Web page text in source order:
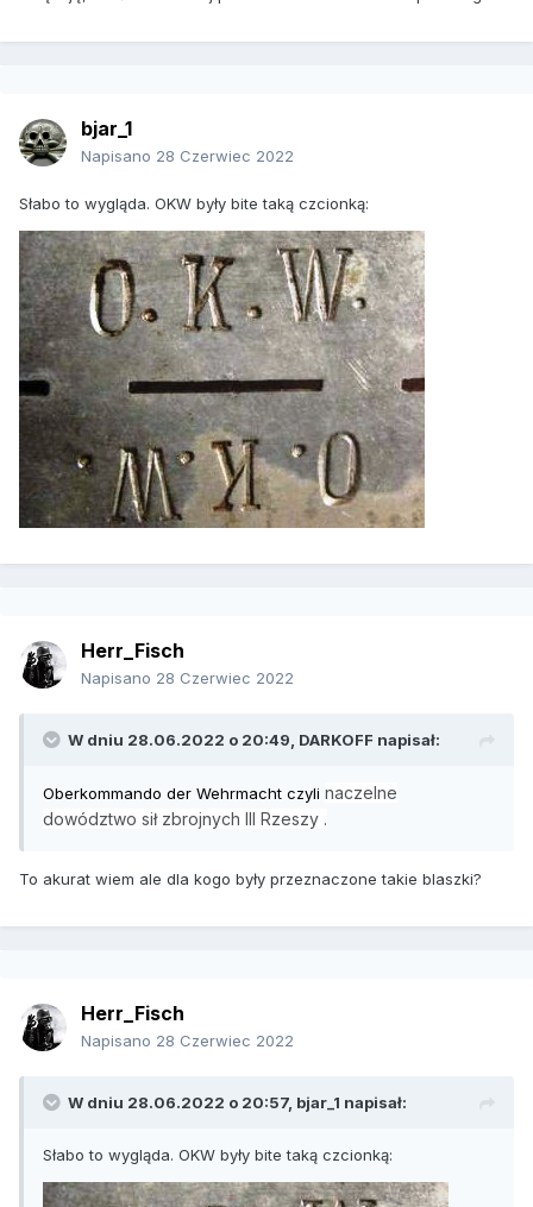
bjar_1
Napisano 28 Czerwiec 2022
Słabo to wygląda. OKW były bite taką czcionką:
Herr_Fisch
Napisano 28 Czerwiec 2022
W dniu 28.06.2022 o 20:49, DARKOFF napisał:
Oberkommando der Wehrmacht czyli naczelne
dowództwo sił zbrojnych III Rzeszy .
To akurat wiem ale dla kogo były przeznaczone takie blaszki?
Herr_Fisch
Napisano 28 Czerwiec 2022
W dniu 28.06.2022 o 20:57, bjar_1 napisał:
Słabo to wygląda. OKW były bite taką czcionką: